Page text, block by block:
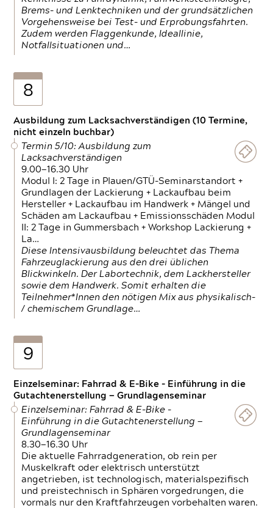
Brems- und Lenktechniken und der grundsätzlichen
Vorgehensweise bei Test- und Erprobungsfahrten.
Zudem werden Flaggenkunde, Ideallinie,
Notfallsituationen und…
8
Ausbildung zum Lacksachverständigen (10 Termine,
nicht einzeln buchbar)
Termin 5/10: Ausbildung zum
Lacksachverständigen
9.00—16.30 Uhr
Modul I: 2 Tage in Plauen/GTÜ-Seminarstandort +
Grundlagen der Lackierung + Lackaufbau beim
Hersteller + Lackaufbau im Handwerk + Mängel und
Schäden am Lackaufbau + Emissionsschäden Modul
II: 2 Tage in Gummersbach + Workshop Lackierung +
La…
Diese Intensivausbildung beleuchtet das Thema
Fahrzeuglackierung aus den drei üblichen
Blickwinkeln. Der Labortechnik, dem Lackhersteller
sowie dem Handwerk. Somit erhalten die
Teilnehmer*Innen den nötigen Mix aus physikalisch-
/ chemischem Grundlage…
9
Einzelseminar: Fahrrad & E-Bike - Einführung in die
Gutachtenerstellung — Grundlagenseminar
Einzelseminar: Fahrrad & E-Bike -
Einführung in die Gutachtenerstellung —
Grundlagenseminar
8.30—16.30 Uhr
Die aktuelle Fahrradgeneration, ob rein per
Muskelkraft oder elektrisch unterstützt
angetrieben, ist technologisch, materialspezifisch
und preistechnisch in Sphären vorgedrungen, die
vormals nur den Kraftfahrzeugen vorbehalten waren.